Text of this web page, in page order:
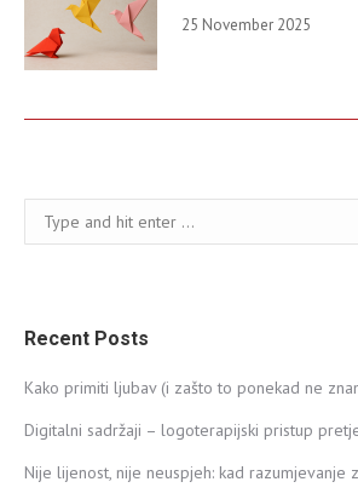
25 November 2025
Search:
Recent Posts
Kako primiti ljubav (i zašto to ponekad ne
Digitalni sadržaji – logoterapijski pristup
Nije lijenost, nije neuspjeh: kad razumjevanje